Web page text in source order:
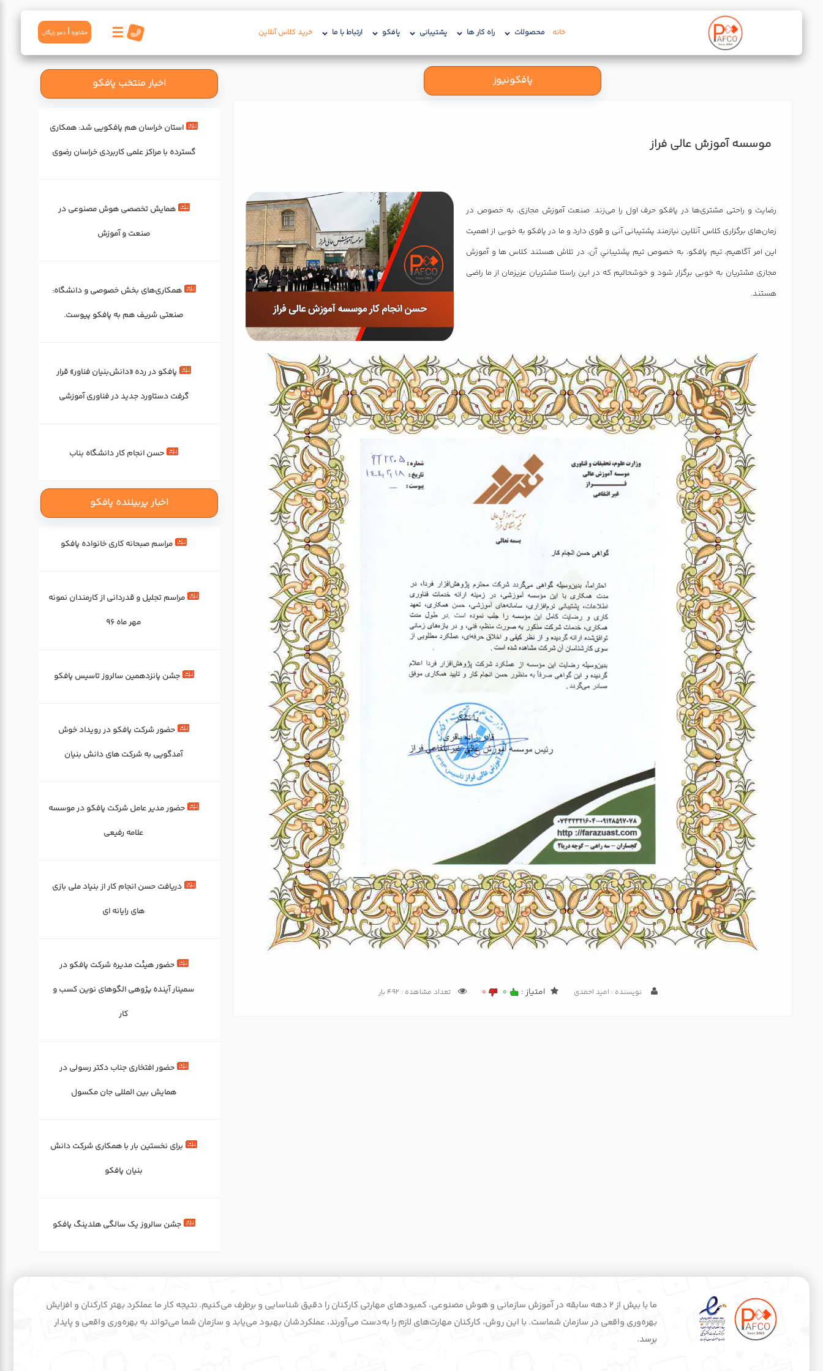
خانه محصولات راه کار ها پشتیبانی پافکو ارتباط با ما خرید کلاس آنلاین مشاوره | دمو رايگان ☰
پافکونیوز
موسسه آموزش عالی فراز
رضایت و راحتی مشتری‌ها در پافکو حرف اول را می‌زند. صنعت آموزش مجازی، به خصوص در
زمان‌های برگزاری کلاس آنلاین نیازمند پشتیبانی آنی و قوی دارد و ما در پافکو به خوبی از اهمیت
این امر آگاهیم، تیم پافکو، به خصوص تیم پشتیبانیِ آن، در تلاش هستند کلاس ها و آموزش
مجازی مشتریان به خوبی برگزار شود و خوشحالیم که در این راستا مشتریان عزیزمان از ما راضی
هستند.
نویسنده : امید احمدی امتیاز : 0
0 تعداد مشاهده : 492 بار
اخبار منتخب پافکو
استان خراسان هم پافکویی شد: همکاری‌
گسترده با مراکز علمی کاربردی خراسان رضوی
همایش تخصصی هوش مصنوعی در
صنعت و آموزش
همکاری‌های بخش خصوصی و دانشگاه:
صنعتی شریف هم به پافکو پیوست.
پافکو در رده «دانش‌بنیان فناور» قرار
گرفت دستاورد جدید در فناوری آموزشی
حسن انجام کار دانشگاه بناب
اخبار پربیننده پافکو
مراسم صبحانه کاری خانواده پافکو
مراسم تجلیل و قدردانی از کارمندان نمونه
مهر ماه 96
جشن پانزدهمین سالروز تاسیس پافکو
حضور شرکت پافکو در رویداد خوش
آمدگویی به شرکت های دانش بنیان
حضور مدیر عامل شرکت پافکو در موسسه
علامه رفیعی
دریافت حسن انجام کار از بنیاد ملی بازی
های رایانه ای
حضور هیئت مدیره شرکت پافکو در
سمینار آینده پژوهی الگوهای نوین کسب و
کار
حضور افتخاری جناب دکتر رسولی در
همایش بین المللی جان مکسول
برای‌ نخستین‌ بار با همکاری شرکت دانش
بنیان پافکو
جشن سالروز یک سالگی هلدینگ پافکو
ما با بیش از 2 دهه سابقه در آموزش سازمانی و هوش مصنوعی، کمبودهای مهارتی کارکنان را دقیق شناسایی و برطرف می‌کنیم. نتیجه کار ما عملکرد بهتر کارکنان و افزایش
بهره‌وری واقعی در سازمان شماست. با این روش، کارکنان مهارت‌های لازم را به‌دست می‌آورند، عملکردشان بهبود می‌یابد و سازمان شما می‌تواند به بهره‌وری واقعی و پایدار
برسد.